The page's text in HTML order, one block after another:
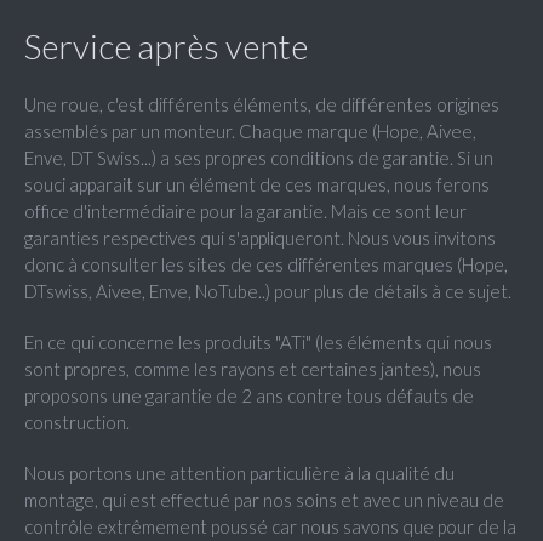
Service après vente
Une roue, c'est différents éléments, de différentes origines
assemblés par un monteur. Chaque marque (Hope, Aivee,
Enve, DT Swiss...) a ses propres conditions de garantie. Si un
souci apparait sur un élément de ces marques, nous ferons
office d'intermédiaire pour la garantie. Mais ce sont leur
garanties respectives qui s'appliqueront. Nous vous invitons
donc à consulter les sites de ces différentes marques (Hope,
DTswiss, Aivee, Enve, NoTube..) pour plus de détails à ce sujet.
En ce qui concerne les produits "ATi" (les éléments qui nous
sont propres, comme les rayons et certaines jantes), nous
proposons une garantie de 2 ans contre tous défauts de
construction.
Nous portons une attention particulière à la qualité du
montage, qui est effectué par nos soins et avec un niveau de
contrôle extrêmement poussé car nous savons que pour de la